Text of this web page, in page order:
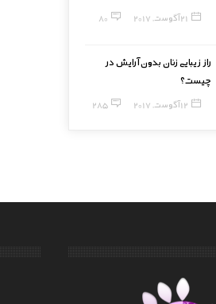
21 آگوست, 2017 80
راز زیبایی زنان بدون آرایش در
چیست؟
12 آگوست, 2017 285